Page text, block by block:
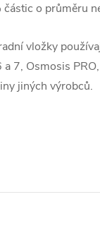
o průměru
vložky
a 7, Osmosis
jiných výrobců.